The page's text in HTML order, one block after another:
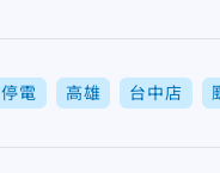
停電 高雄 台中店